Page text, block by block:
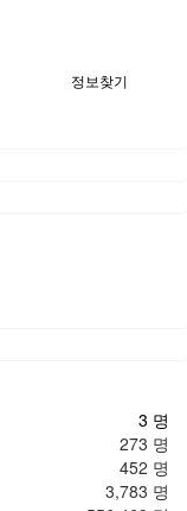
정보찾기
3 명
273 명
452 명
3,783 명